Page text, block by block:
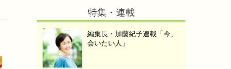
特集・連載
編集長・加藤紀子連載「今、
会いたい人」